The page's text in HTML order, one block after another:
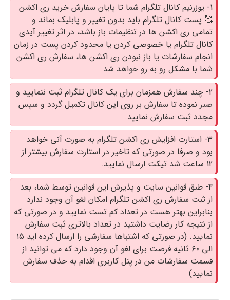
1- یوزرنیم کانال تلگرام شما تا پایان سفارش خرید ری اکشن
🥰 پست کانال تلگرام باید بدون تغییر و پابلیک بماند و
تمامی ری اکشن ها در تنظیمات باز باشد، در اثر تغییر آیدی
کانال تلگرام یا خصوصی کردن یا محدود کردن پست در زمان
انجام سفارشات یا باز نبودن ری اکشن ها، سفارش ری اکشن
شما با مشکل رو به رو خواهد شد.
2- چند سفارش همزمان برای یک کانال تلگرام ثبت ننمایید و
صبر نموده تا سفارش بر روی این کانال تکمیل گردد و سپس
مجدد ثبت سفارش نمایید.
3- استارت افزایش ری اکشن تلگرام به صورت آنی خواهد
بود و صرفا در صورتی که تاخیر در استارت سفارش بیشتر از
12 ساعت شد تیکت ارسال نمایید.
4- طبق قوانین سایت و پذیرش این قوانین توسط شما، بعد
از ثبت سفارش ری اکشن تلگرام امکان لغو آن وجود ندارد
بنابراین بهتر هست در تعداد کم تست نمایید و در صورتی که
از نتیجه کار رضایت داشتید در تعداد بالاتری ثبت سفارش
نمایید. (در صورتی که اشتباها سفارشی را ارسال کرده اید ۱۵
الی ۶۰ ثانیه فرصت برای لغو آن وجود دارد که می توانید از
قسمت سفارشات من در پنل کاربری اقدام به حذف سفارش
نمایید)